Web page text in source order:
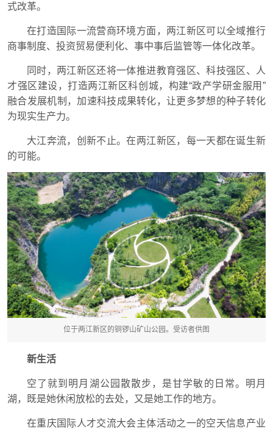
式改革。
在打造国际一流营商环境方面，两江新区可以全域推行
商事制度、投资贸易便利化、事中事后监管等一体化改革。
同时，两江新区还将一体推进教育强区、科技强区、人
才强区建设，打造两江新区科创城，构建“政产学研金服用”
融合发展机制，加速科技成果转化，让更多梦想的种子转化
为现实生产力。
大江奔流，创新不止。在两江新区，每一天都在诞生新
的可能。
位于两江新区的铜锣山矿山公园。受访者供图
新生活
空了就到明月湖公园散散步，是甘学敏的日常。明月
湖，既是她休闲放松的去处，又是她工作的地方。
在重庆国际人才交流大会主体活动之一的空天信息产业